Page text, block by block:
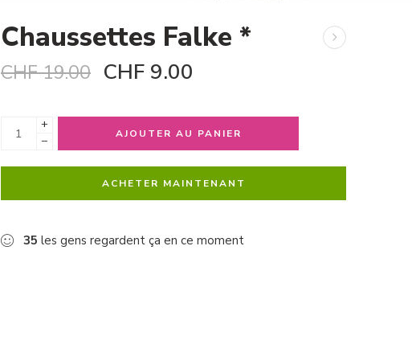
Chaussettes Falke *
CHF19.00 CHF 9.00
+
−
AJOUTER AU PANIER
ACHETER MAINTENANT
35 les gens regardent ça en ce moment